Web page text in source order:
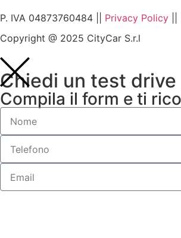
P. IVA 04873760484 || Privacy Policy
Copyright @ 2025 CityCar S.r.l
Chiedi un test drive
Compila il form e ti